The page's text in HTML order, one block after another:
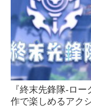
『終末先鋒隊-ロ
作で楽しめるアク